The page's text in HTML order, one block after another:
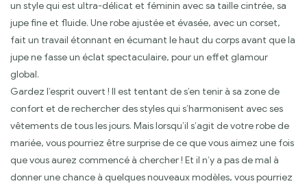
un style qui est ultra-délicat et féminin avec sa taille cintrée, sa
jupe fine et fluide. Une robe ajustée et évasée, avec un corset,
fait un travail étonnant en écumant le haut du corps avant que la
jupe ne fasse un éclat spectaculaire, pour un effet glamour
global.
Gardez l’esprit ouvert ! Il est tentant de s’en tenir à sa zone de
confort et de rechercher des styles qui s’harmonisent avec ses
vêtements de tous les jours. Mais lorsqu’il s’agit de votre robe de
mariée, vous pourriez être surprise de ce que vous aimez une fois
que vous aurez commencé à chercher ! Et il n’y a pas de mal à
donner une chance à quelques nouveaux modèles, vous pourriez